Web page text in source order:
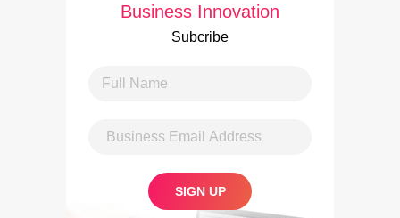
Business Innovation
Subcribe